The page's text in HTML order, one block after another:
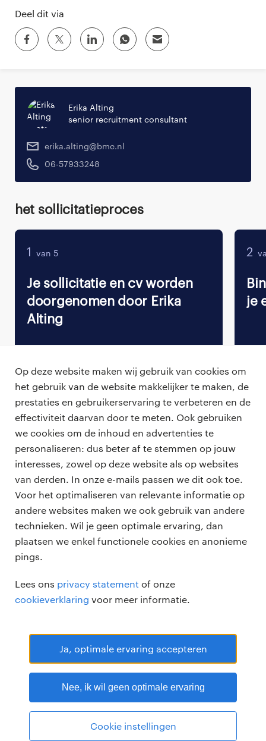
Op deze website maken wij gebruik van cookies om
het gebruik van de website makkelijker te maken, de
prestaties en gebruikerservaring te verbeteren en de
effectiviteit daarvan door te meten. Ook gebruiken
we cookies om de inhoud en advertenties te
personaliseren: dus beter af te stemmen op jouw
interesses, zowel op deze website als op websites
van derden. In onze e-mails passen we dit ook toe.
Voor het optimaliseren van relevante informatie op
andere websites maken we ook gebruik van andere
technieken. Wil je geen optimale ervaring, dan
plaatsen we enkel functionele cookies en anonieme
pings.
Lees ons privacy statement of onze
cookieverklaring voor meer informatie.
Ja, optimale ervaring accepteren
Nee, ik wil geen optimale ervaring
Cookie instellingen
Deel dit via
Erika Alting
senior recruitment consultant
erika.alting@bmc.nl
06-57933248
Het sollicitatieproces
1 van 5
Je sollicitatie en cv worden
doorgenomen door Erika
Alting
2
je
Terug naar vacature overzicht
professionals
vacatures
zzp-opdrachten
careers for expats
voor opdrachtgevers
vacature plaatsen
over ons
werken bij Randstad
onze kantoren
Randstad Professional Google score 4.15 - 118 reviews
RANDSTAD PROFESSIONAL is een geregistreerd handelsmerk van
Randstad N.V.
Cookies Disclaimer